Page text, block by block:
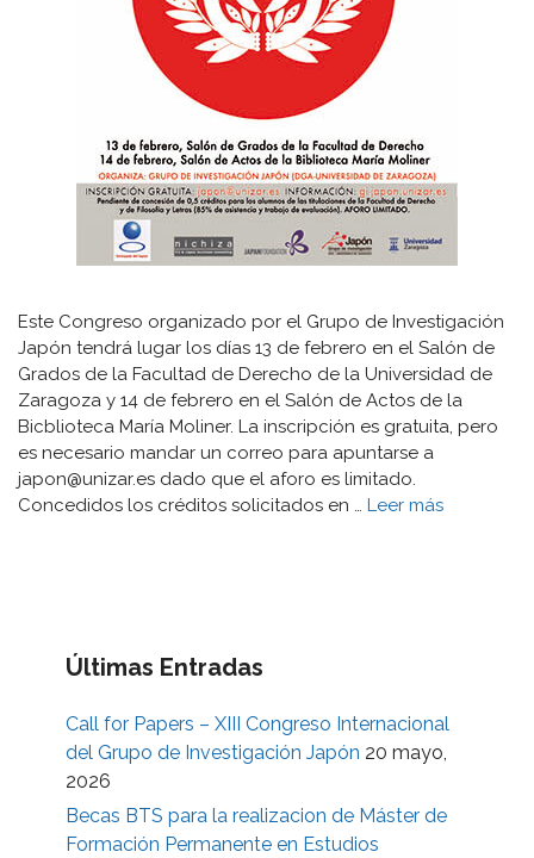
Este Congreso organizado por el Grupo de Investigación
Japón tendrá lugar los días 13 de febrero en el Salón de
Grados de la Facultad de Derecho de la Universidad de
Zaragoza y 14 de febrero en el Salón de Actos de la
Bicblioteca María Moliner. La inscripción es gratuita, pero
es necesario mandar un correo para apuntarse a
japon@unizar.es dado que el aforo es limitado.
Concedidos los créditos solicitados en … Leer más
Últimas Entradas
Call for Papers – XIII Congreso Internacional
del Grupo de Investigación Japón 20 mayo,
2026
Becas BTS para la realizacion de Máster de
Formación Permanente en Estudios